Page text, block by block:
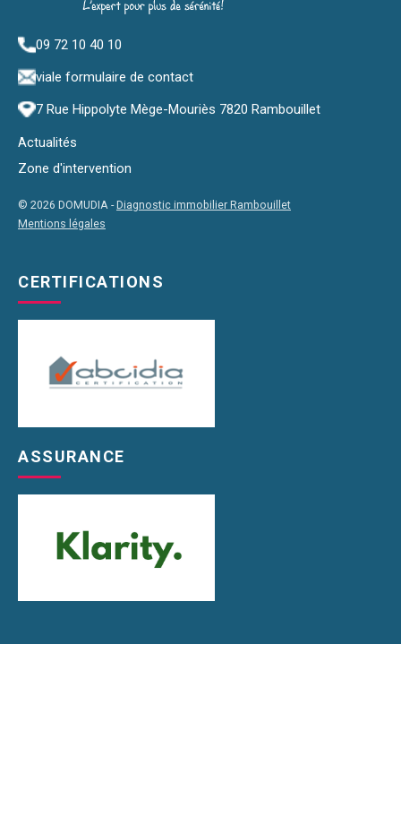
09 72 10 40 10
viale formulaire de contact
7 Rue Hippolyte Mège-Mouriès 7820 Rambouillet
Actualités
Zone d'intervention
© 2026 DOMUDIA -Diagnostic immobilier Rambouillet
Mentions légales
CERTIFICATIONS
ASSURANCE